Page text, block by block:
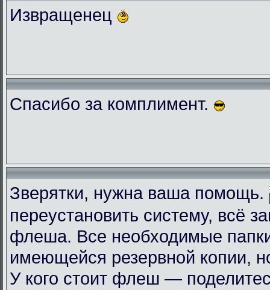
Извращенец
Спасибо за комплимент.
Зверятки, нужна ваша помощь.
переустановить систему, всё
флеша. Все необходимые
имеющейся резервной копии,
У кого стоит флеш —